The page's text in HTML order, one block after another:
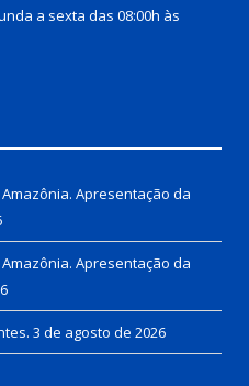
a sexta das 08:00h às
Amazônia. Apresentação da
Amazônia. Apresentação da
3 de agosto de 2026